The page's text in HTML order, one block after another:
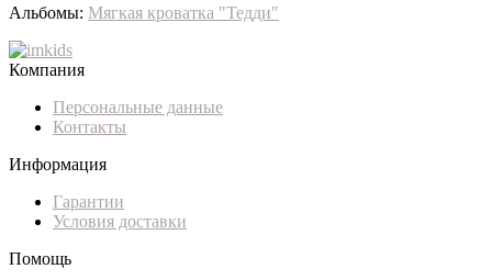
Альбомы: Мягкая кроватка "Тедди"
Компания
Персональные данные
Контакты
Информация
Гарантии
Условия доставки
Помощь